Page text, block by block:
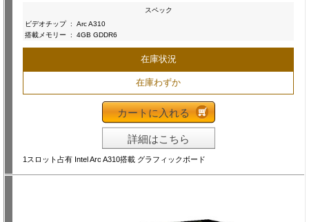
スペック
ビデオチップ :
Arc A310
搭載メモリー
: 4GB GDDR6
在庫状況
在庫わずか
カートに入れる
詳細はこちら
1スロット占有 Intel Arc A310搭載 グラフィックボード